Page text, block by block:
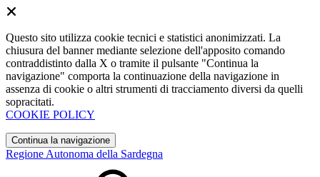
Questo sito utilizza cookie tecnici e statistici anonimizzati. La
chiusura del banner mediante selezione dell'apposito comando
contraddistinto dalla X o tramite il pulsante "Continua la
navigazione" comporta la continuazione della navigazione in
assenza di cookie o altri strumenti di tracciamento diversi da quelli
sopracitati.
COOKIE POLICY
Continua la navigazione
Regione Autonoma della Sardegna